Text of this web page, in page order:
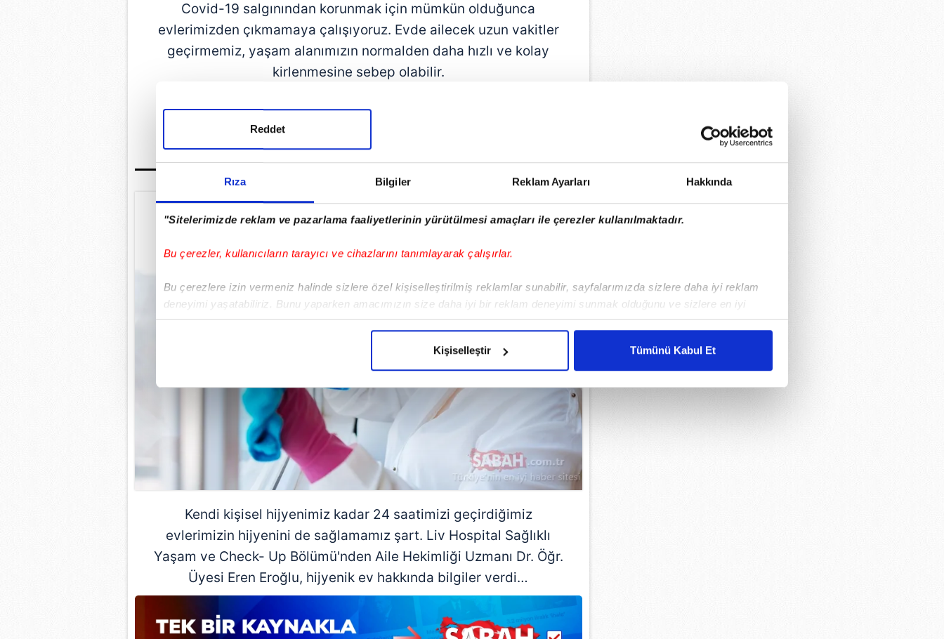
Rıza Bilgiler Reklam Ayarları Hakkında
"Sitelerimizde reklam ve pazarlama faaliyetlerinin yürütülmesi amaçları ile çerezler kullanılmaktadır.
Bu çerezler, kullanıcıların tarayıcı ve cihazlarını tanımlayarak çalışırlar.
Bu çerezlere izin vermeniz halinde sizlere özel kişiselleştirilmiş reklamlar sunabilir, sayfalarımızda sizlere daha iyi reklam
deneyimi yaşatabiliriz. Bunu yaparken amacımızın size daha iyi bir reklam deneyimi sunmak olduğunu ve sizlere en iyi
içerikleri sunabilmek adına elimizden gelen çabayı gösterdiğimizi ve bu noktada, reklamların maliyetlerimizi karşılamak
Her halükârda, kullanıcılar, bu çerezlere izin vermedikleri takdirde, kullanıcılara hedefli reklamlar gösterilmeyecektir."
Sizlere daha iyi bir hizmet sunabilmek için İnternet Sitemizde kendimize ve üçüncü kişilere ait çerezler kullanılmaktadır. Bu
çerezler vasıtasıyla çeşitli kişisel verileriniz işlenmekte olup gerekli olan çerezler bilgi toplumu hizmetlerinin sunulması
amacıyla kullanılmaktadır. Diğer çerezler, sitemizin daha işlevsel kılınması ve kişiselleştirilmesi ve sizlere yönelik
reklam/pazarlama faaliyetlerinin yapılması, amaçlarıyla sınırlı olarak açık rızanız dahilinde kullanılacaktır.
Çerezlere ilişkin tercihlerinizi aşağıda yer alan panel vasıtasıyla belirleyebilirsiniz. Çerezlere ilişkin detaylı bilgi için Ayarlar
butonuna tıklayabilir,
Çerez Bilgilendirme Metnimizi ziyaret edebilirsiniz.
6698 sayılı Kişisel Verilerin Korunması Kanunu uyarınca hazırlanmış Aydınlatma Metnimizi okumak ve sitemizde ilgili
mevzuata uygun olarak kullanılan çerezlerle ilgili bilgi almak için lütfentıklayınız.
Reddet
Kişiselleştir Tümünü Kabul Et
Covid-19 salgınından korunmak için mümkün olduğunca
evlerimizden çıkmamaya çalışıyoruz. Evde ailecek uzun vakitler
geçirmemiz, yaşam alanımızın normalden daha hızlı ve kolay
kirlenmesine sebep olabilir.
Kendi kişisel hijyenimiz kadar 24 saatimizi geçirdiğimiz
evlerimizin hijyenini de sağlamamız şart. Liv Hospital Sağlıklı
Yaşam ve Check- Up Bölümü'nden Aile Hekimliği Uzmanı Dr. Öğr.
Üyesi Eren Eroğlu, hijyenik ev hakkında bilgiler verdi…